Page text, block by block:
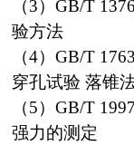
（3）GB/T
验方法
（4）GB/T
穿孔试验 落锥
（5）GB/T
强力的测定